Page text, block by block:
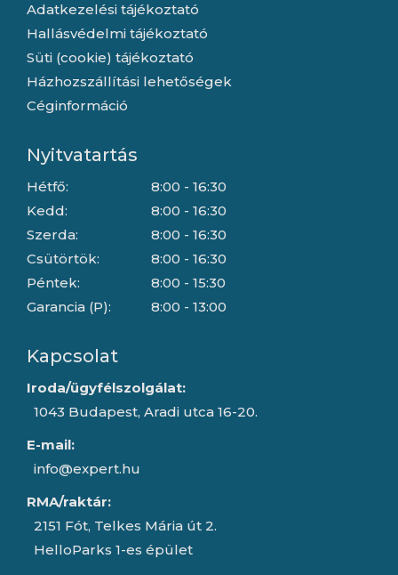
Adatkezelési tájékoztató
Hallásvédelmi tájékoztató
Süti (cookie) tájékoztató
Házhozszállítási lehetőségek
Céginformáció
Nyitvatartás
Hétfő:
Kedd:
Szerda:
Csütörtök:
Péntek:
Garancia (P):
8:00 - 16:30
8:00 - 16:30
8:00 - 16:30
8:00 - 16:30
8:00 - 15:30
8:00 - 13:00
Kapcsolat
Iroda/ügyfélszolgálat:
1043 Budapest, Aradi utca 16-20.
E-mail:
info@expert.hu
RMA/raktár:
2151 Fót, Telkes Mária út 2.
HelloParks 1-es épület